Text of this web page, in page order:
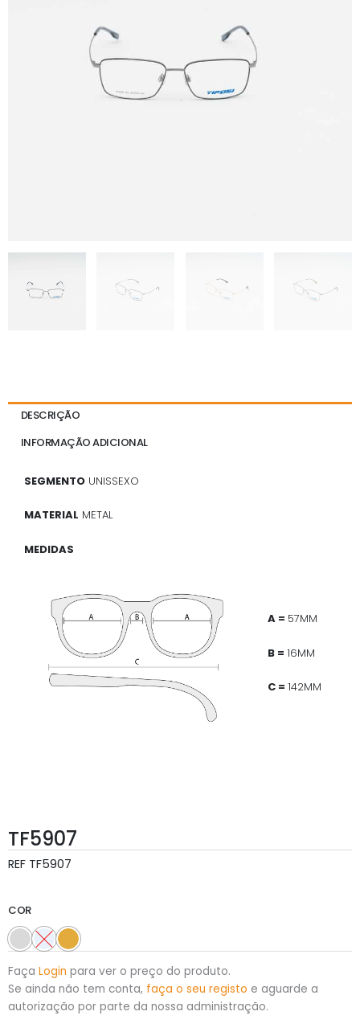
DESCRIÇÃO
INFORMAÇÃO ADICIONAL
SEGMENTO UNISSEXO
MATERIAL METAL
MEDIDAS
A = 57MM
B = 16MM
C = 142MM
TF5907
REF TF5907
COR
Faça Login para ver o preço do produto.
Se ainda não tem conta, faça o seu registo e aguarde a
autorização por parte da nossa administração.